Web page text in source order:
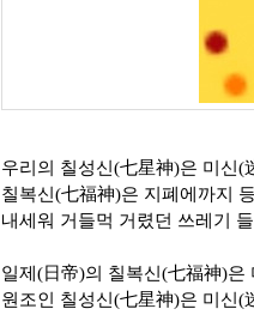
우리의 칠성신(七星神)은 미신(
칠복신(七福神)은 지폐에까지
내세워 거들먹 거렸던 쓰레기
일제(日帝)의 칠복신(七福神)은
원조인 칠성신(七星神)은 미신(